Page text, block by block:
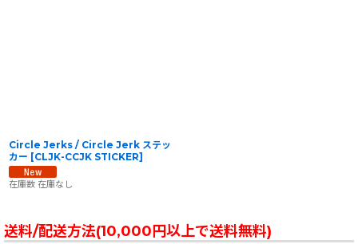
Circle Jerks / Circle Jerk ステッ
カー [CLJK-CCJK STICKER]
在庫数 在庫なし
送料/配送方法(10,000円以上で送料無料)